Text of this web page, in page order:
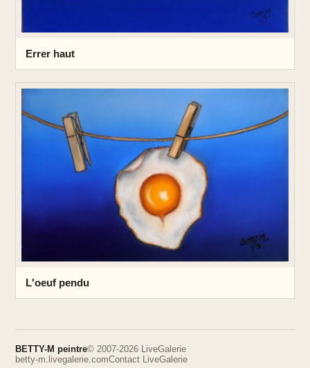
Errer haut
L'oeuf pendu
BETTY-M peintre© 2007-2026 LiveGalerie
betty-m.livegalerie.comContact LiveGalerie